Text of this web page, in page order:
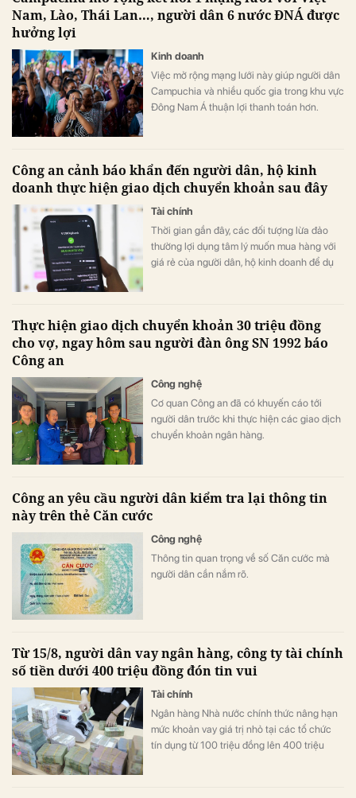
Nam, Lào, Thái Lan…, người dân 6 nước ĐNÁ được
hưởng lợi
Kinh doanh
Việc mở rộng mạng lưới này giúp người dân
Campuchia và nhiều quốc gia trong khu vực
Đông Nam Á thuận lợi thanh toán hơn.
Công an cảnh báo khẩn đến người dân, hộ kinh
doanh thực hiện giao dịch chuyển khoản sau đây
Tài chính
Thời gian gần đây, các đối tượng lừa đảo
thường lợi dụng tâm lý muốn mua hàng với
giá rẻ của người dân, hộ kinh doanh để dụ
Thực hiện giao dịch chuyển khoản 30 triệu đồng
cho vợ, ngay hôm sau người đàn ông SN 1992 báo
Công an
Công nghệ
Cơ quan Công an đã có khuyến cáo tới
người dân trước khi thực hiện các giao dịch
chuyển khoản ngân hàng.
Công an yêu cầu người dân kiểm tra lại thông tin
này trên thẻ Căn cước
Công nghệ
Thông tin quan trọng về số Căn cước mà
người dân cần nắm rõ.
Từ 15/8, người dân vay ngân hàng, công ty tài chính
số tiền dưới 400 triệu đồng đón tin vui
Tài chính
Ngân hàng Nhà nước chính thức nâng hạn
mức khoản vay giá trị nhỏ tại các tổ chức
tín dụng từ 100 triệu đồng lên 400 triệu